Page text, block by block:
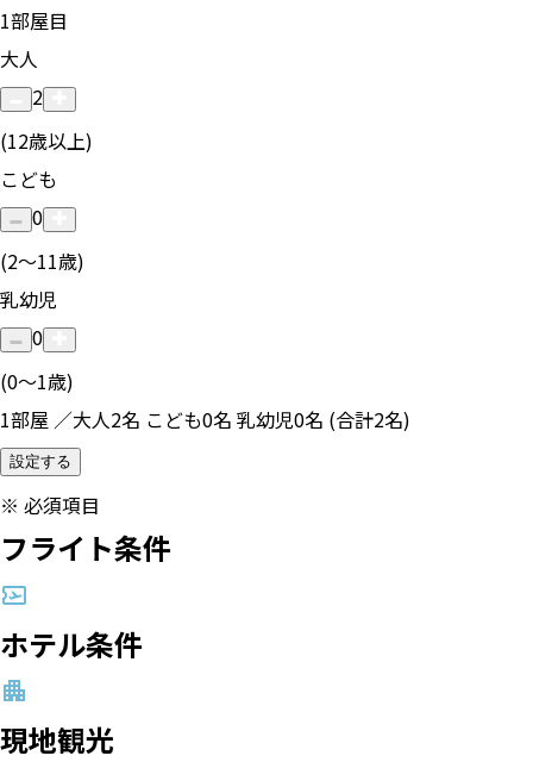
1部屋目
大人
2
(12歳以上)
こども
0
(2〜11歳)
乳幼児
0
(0〜1歳)
1部屋 ／大人2名 こども0名 乳幼児0名 (合計2名)
設定する
※ 必須項目
フライト条件
ホテル条件
現地観光